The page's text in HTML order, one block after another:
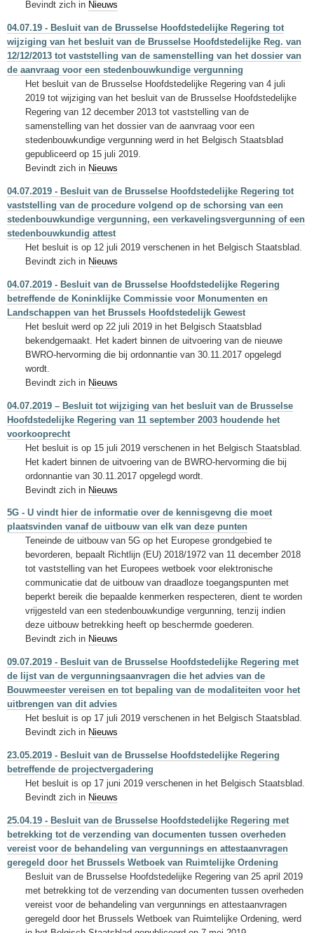
Bevindt zich in Nieuws
04.07.19 - Besluit van de Brusselse Hoofdstedelijke Regering tot
wijziging van het besluit van de Brusselse Hoofdstedelijke Reg. van
12/12/2013 tot vaststelling van de samenstelling van het dossier van
de aanvraag voor een stedenbouwkundige vergunning
Het besluit van de Brusselse Hoofdstedelijke Regering van 4 juli
2019 tot wijziging van het besluit van de Brusselse Hoofdstedelijke
Regering van 12 december 2013 tot vaststelling van de
samenstelling van het dossier van de aanvraag voor een
stedenbouwkundige vergunning werd in het Belgisch Staatsblad
gepubliceerd op 15 juli 2019.
Bevindt zich in Nieuws
04.07.2019 - Besluit van de Brusselse Hoofdstedelijke Regering tot
vaststelling van de procedure volgend op de schorsing van een
stedenbouwkundige vergunning, een verkavelingsvergunning of een
stedenbouwkundig attest
Het besluit is op 12 juli 2019 verschenen in het Belgisch Staatsblad.
Bevindt zich in Nieuws
04.07.2019 - Besluit van de Brusselse Hoofdstedelijke Regering
betreffende de Koninklijke Commissie voor Monumenten en
Landschappen van het Brussels Hoofdstedelijk Gewest
Het besluit werd op 22 juli 2019 in het Belgisch Staatsblad
bekendgemaakt. Het kadert binnen de uitvoering van de nieuwe
BWRO-hervorming die bij ordonnantie van 30.11.2017 opgelegd
wordt.
Bevindt zich in Nieuws
04.07.2019 – Besluit tot wijziging van het besluit van de Brusselse
Hoofdstedelijke Regering van 11 september 2003 houdende het
voorkooprecht
Het besluit is op 15 juli 2019 verschenen in het Belgisch Staatsblad.
Het kadert binnen de uitvoering van de BWRO-hervorming die bij
ordonnantie van 30.11.2017 opgelegd wordt.
Bevindt zich in Nieuws
5G - U vindt hier de informatie over de kennisgevng die moet
plaatsvinden vanaf de uitbouw van elk van deze punten
Teneinde de uitbouw van 5G op het Europese grondgebied te
bevorderen, bepaalt Richtlijn (EU) 2018/1972 van 11 december 2018
tot vaststelling van het Europees wetboek voor elektronische
communicatie dat de uitbouw van draadloze toegangspunten met
beperkt bereik die bepaalde kenmerken respecteren, dient te worden
vrijgesteld van een stedenbouwkundige vergunning, tenzij indien
deze uitbouw betrekking heeft op beschermde goederen.
Bevindt zich in Nieuws
09.07.2019 - Besluit van de Brusselse Hoofdstedelijke Regering met
de lijst van de vergunningsaanvragen die het advies van de
Bouwmeester vereisen en tot bepaling van de modaliteiten voor het
uitbrengen van dit advies
Het besluit is op 17 juli 2019 verschenen in het Belgisch Staatsblad.
Bevindt zich in Nieuws
23.05.2019 - Besluit van de Brusselse Hoofdstedelijke Regering
betreffende de projectvergadering
Het besluit is op 17 juni 2019 verschenen in het Belgisch Staatsblad.
Bevindt zich in Nieuws
25.04.19 - Besluit van de Brusselse Hoofdstedelijke Regering met
betrekking tot de verzending van documenten tussen overheden
vereist voor de behandeling van vergunnings en attestaanvragen
geregeld door het Brussels Wetboek van Ruimtelijke Ordening
Besluit van de Brusselse Hoofdstedelijke Regering van 25 april 2019
met betrekking tot de verzending van documenten tussen overheden
vereist voor de behandeling van vergunnings en attestaanvragen
geregeld door het Brussels Wetboek van Ruimtelijke Ordening, werd